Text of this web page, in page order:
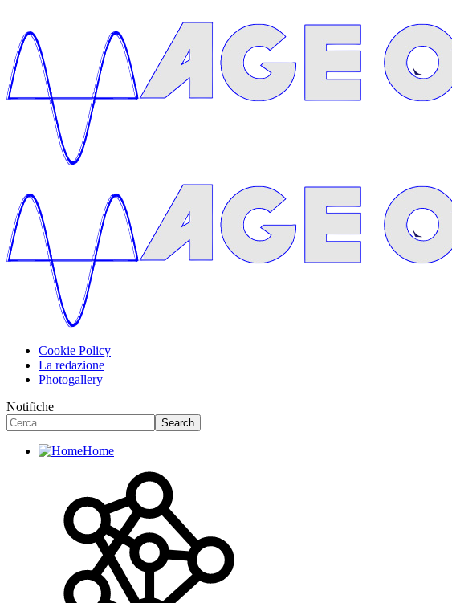
Cookie Policy
La redazione
Photogallery
Notifiche
Home